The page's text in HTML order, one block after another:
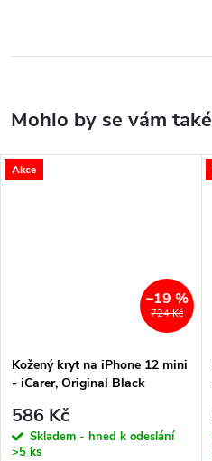
Akce
724 Kč
–19 %
Kožený kryt na iPhone 12 mini
- iCarer, Original Black
586 Kč
Skladem - hned k odeslání
>5 ks